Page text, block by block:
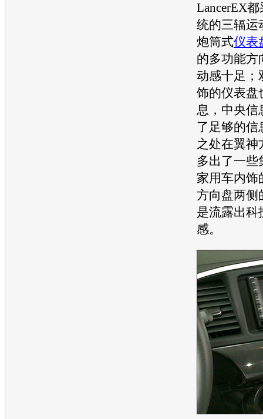
LancerEX都
统的三辐运
炮筒式仪表
的多功能方
动感十足；
饰的仪表盘
息，中央信
了足够的信
之处在翼神
多出了一些
家用车内饰
方向盘两侧
是流露出科
感。